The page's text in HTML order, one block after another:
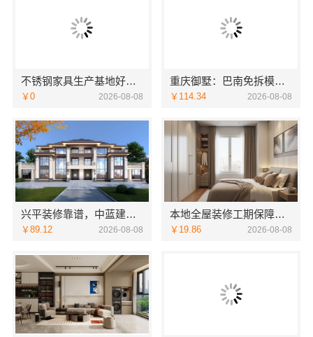
不锈钢家具生产基地好不好？东钢科技兴化基地探厂
￥0 2026-08-08
重庆御墅：巴南免拆模板预算
￥114.34 2026-08-08
兴平装修靠谱，中蓝建投（北京）建设有限公司武功分公司口碑佳
￥89.12 2026-08-08
本地全屋装修工期保障大平层服务浙江臻美新型建材有限公司
￥19.86 2026-08-08